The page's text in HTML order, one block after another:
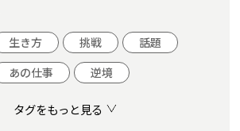
生き方 挑戦
話題
あの仕事 逆境
タグをもっと見る